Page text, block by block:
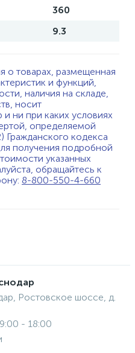
360
9.3
о товарах, размещенная
и функций,
наличия на складе,
носит
ни при каких условиях
определяемой
Гражданского кодекса
получения подробной
указанных
обращайтесь к
8-800-550-4-660
Ростовское шоссе, д.
- 18:00